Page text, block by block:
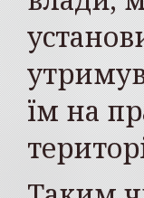
їм на